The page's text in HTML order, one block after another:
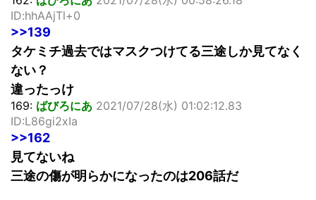
ID:hhAAjTl+0
>>139
タケミチ過去ではマスクつけてる三途しか見てなく
ない？
違ったっけ
169: ばびろにあ 2021/07/28(水) 01:02:12.83
ID:L86gi2xIa
>>162
見てないね
三途の傷が明らかになったのは206話だ